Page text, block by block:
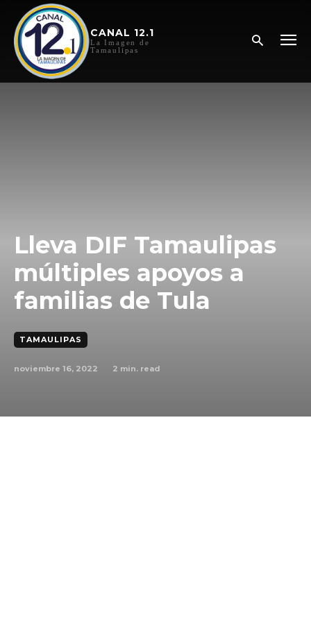
CANAL 12.1
La Imagen de
Tamaulipas
Lleva DIF Tamaulipas
múltiples apoyos a
familias de Tula
TAMAULIPAS
noviembre 16, 2022 2 min. read